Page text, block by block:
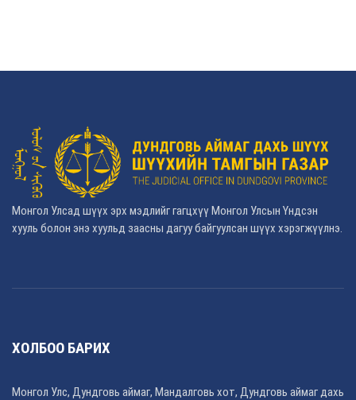
Монгол Улсад шүүх эрх мэдлийг гагцхүү Монгол Улсын Үндсэн
хууль болон энэ хуульд заасны дагуу байгуулсан шүүх хэрэгжүүлнэ.
ХОЛБОО БАРИХ
Монгол Улс, Дундговь аймаг, Мандалговь хот, Дундговь аймаг дахь